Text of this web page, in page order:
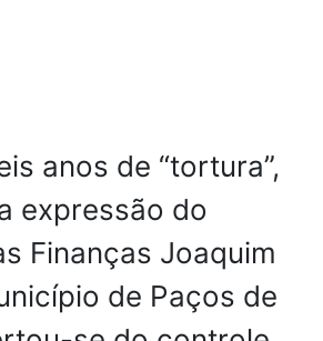
anos de “tortura”,
expressão do
Finanças Joaquim
de Paços de